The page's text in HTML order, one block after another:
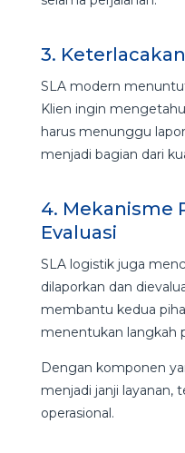
3.
SLA modern
Klien ingin
harus menunggu
menjadi bagian dari
4. Mekanisme
Evaluasi
SLA logistik juga
dilaporkan dan
membantu kedua
menentukan langkah
Dengan komponen
menjadi janji layanan,
operasional.